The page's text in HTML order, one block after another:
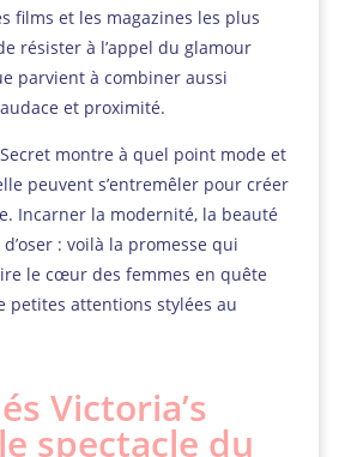
films et les magazines les plus
résister à l’appel du glamour
parvient à combiner aussi
et proximité.
Secret montre à quel point mode et
peuvent s’entremêler pour créer
Incarner la modernité, la beauté
: voilà la promesse qui
le cœur des femmes en quête
petites attentions stylées au
Victoria’s
spectacle du